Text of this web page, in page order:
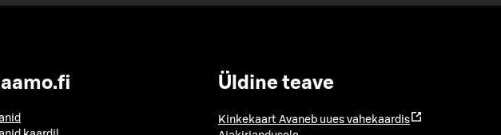
Üldine teave
Kinkekaart Avaneb uues vahekaardis